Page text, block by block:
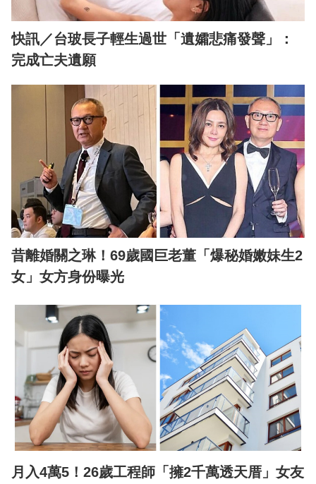
快訊／台玻長子輕生過世「遺孀悲痛發聲」：
完成亡夫遺願
昔離婚關之琳！69歲國巨老董「爆秘婚嫩妹生2
女」女方身份曝光
月入4萬5！26歲工程師「擁2千萬透天厝」女友